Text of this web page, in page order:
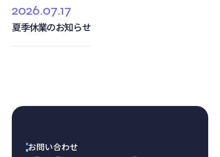
2026.07.17
夏季休業のお知らせ
お問い合わせ